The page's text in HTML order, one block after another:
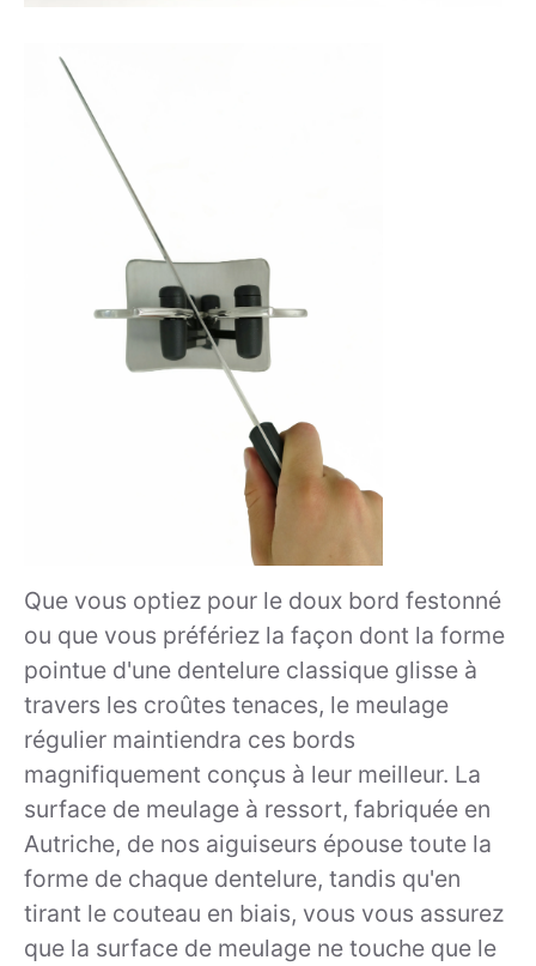
Que vous optiez pour le doux bord festonné
ou que vous préfériez la façon dont la forme
pointue d'une dentelure classique glisse à
travers les croûtes tenaces, le meulage
régulier maintiendra ces bords
magnifiquement conçus à leur meilleur. La
surface de meulage à ressort, fabriquée en
Autriche, de nos aiguiseurs épouse toute la
forme de chaque dentelure, tandis qu'en
tirant le couteau en biais, vous vous assurez
que la surface de meulage ne touche que le